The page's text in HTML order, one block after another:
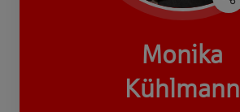
Monika
Kühlmann